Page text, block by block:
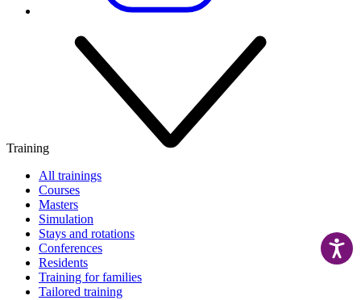
Training
All trainings
Courses
Masters
Simulation
Stays and rotations
Conferences
Residents
Training for families
Tailored training